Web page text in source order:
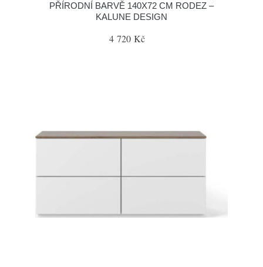
PŘÍRODNÍ BARVĚ 140X72 CM RODEZ –
KALUNE DESIGN
4 720 Kč